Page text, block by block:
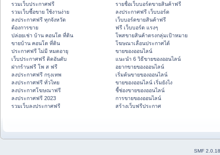
รวมเว็บประกาศฟรี
รวมเว็บซื้อขาย ใช้งานง่าย
ลงประกาศฟรี ทุกจังหวัด
ต้องการขาย
ปล่อยเช่า บ้าน คอนโด ที่ดิน
ขายบ้าน คอนโด ที่ดิน
ประกาศฟรี ไม่มี หมดอายุ
เว็บประกาศฟรี ติดอันดับ
ฝากร้านฟรี โพ ส ฟรี
ลงประกาศฟรี กรุงเทพ
ลงประกาศฟรี ทั่วไทย
ลงประกาศโฆษณาฟรี
ลงประกาศฟรี 2023
รวมเว็บลงประกาศฟรี
รายชื่อเว็บบอร์ดขายสินค้าฟรี
ลงประกาศฟรี เว็บบอร์ด
เว็บบอร์ดขายสินค้าฟรี
ฟรี เว็บบอร์ด แรงๆ
โพสขายสินค้าตรงกลุ่มเป้าหมาย
โฆษณาเลื่อนประกาศได้
ขายของออนไลน์
แนะนำ 6 วิธีขายของออนไลน์
อยากขายของออนไลน์
เริ่มต้นขายของออนไลน์
ขายของออนไลน์ เริ่มยังไง
ชี้ช่องขายของออนไลน์
การขายของออนไลน์
สร้างเว็บฟรีประกาศ
SMF 2.0.18